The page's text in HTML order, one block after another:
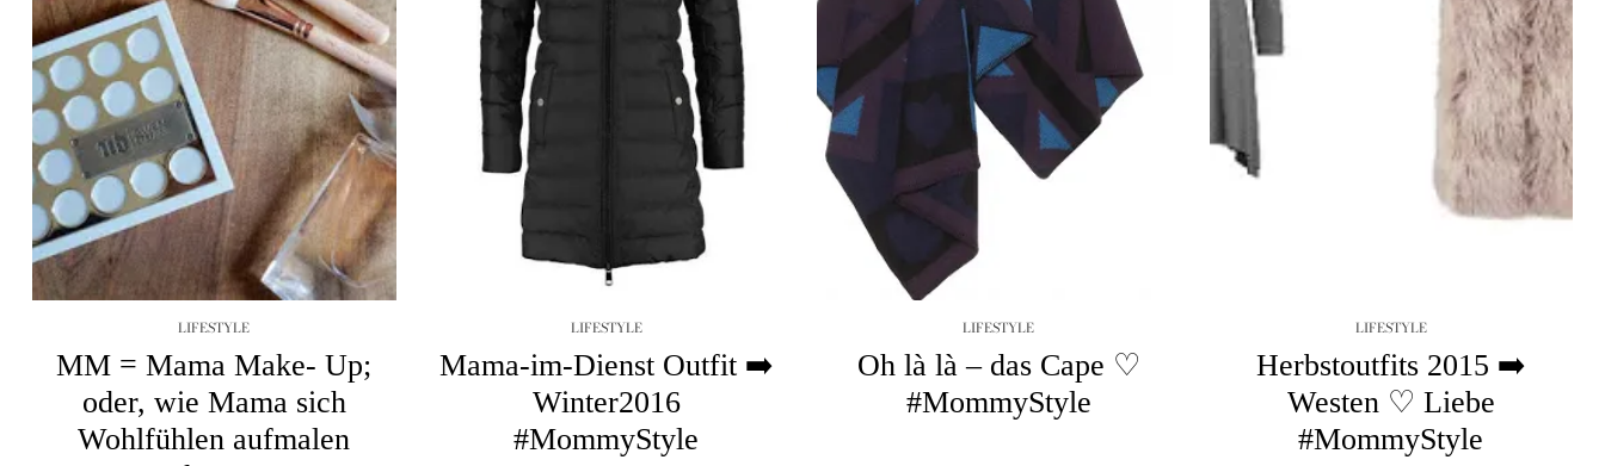
LIFESTYLE
MM = Mama Make- Up;
oder, wie Mama sich
Wohlfühlen aufmalen
LIFESTYLE
Mama-im-Dienst Outfit ➡️
Winter2016
#MommyStyle
LIFESTYLE
Oh là là – das Cape ♡
#MommyStyle
LIFESTYLE
Herbstoutfits 2015 ➡️
Westen ♡ Liebe
#MommyStyle